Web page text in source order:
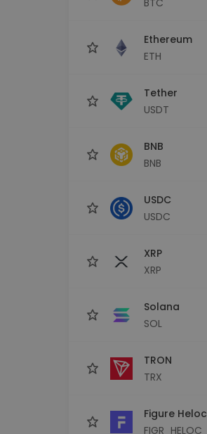
Ethereum
ETH
Tether
USDT
BNB
BNB
USDC
USDC
XRP
XRP
Solana
SOL
TRON
TRX
Figure Heloc
FIGR_HELOC